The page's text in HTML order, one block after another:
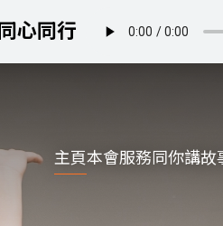
同心同行
主頁本會服務同你講故